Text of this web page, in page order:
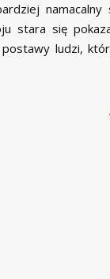
stara się
ludzi,